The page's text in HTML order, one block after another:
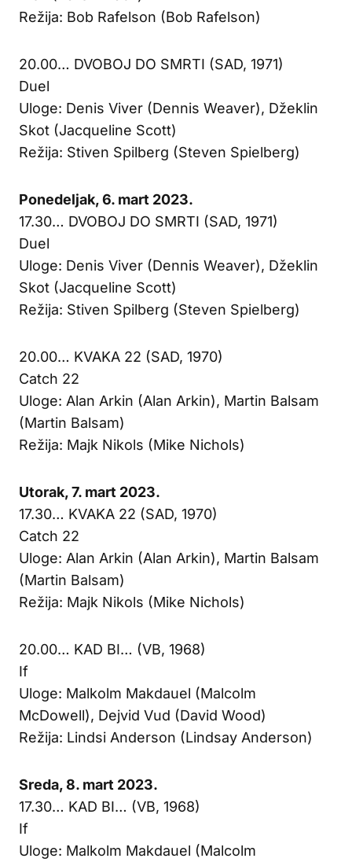
Režija: Bob Rafelson (Bob Rafelson)
20.00… DVOBOJ DO SMRTI (SAD, 1971)
Duel
Uloge: Denis Viver (Dennis Weaver), Džeklin
Skot (Jacqueline Scott)
Režija: Stiven Spilberg (Steven Spielberg)
Ponedeljak, 6. mart 2023.
17.30… DVOBOJ DO SMRTI (SAD, 1971)
Duel
Uloge: Denis Viver (Dennis Weaver), Džeklin
Skot (Jacqueline Scott)
Režija: Stiven Spilberg (Steven Spielberg)
20.00… KVAKA 22 (SAD, 1970)
Catch 22
Uloge: Alan Arkin (Alan Arkin), Martin Balsam
(Martin Balsam)
Režija: Majk Nikols (Mike Nichols)
Utorak, 7. mart 2023.
17.30… KVAKA 22 (SAD, 1970)
Catch 22
Uloge: Alan Arkin (Alan Arkin), Martin Balsam
(Martin Balsam)
Režija: Majk Nikols (Mike Nichols)
20.00… KAD BI… (VB, 1968)
If
Uloge: Malkolm Makdauel (Malcolm
McDowell), Dejvid Vud (David Wood)
Režija: Lindsi Anderson (Lindsay Anderson)
Sreda, 8. mart 2023.
17.30… KAD BI… (VB, 1968)
If
Uloge: Malkolm Makdauel (Malcolm